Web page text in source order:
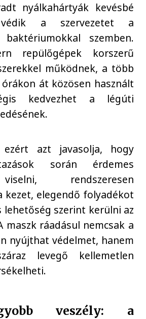
nyálkahártyák kevésbé
védik a szervezetet a
szemben.
repülőgépek korszerű
működnek, a több
át közösen használt
kedvezhet a légúti
ezért azt javasolja, hogy
során érdemes
rendszeresen
elegendő folyadékot
lehetőség szerint kerülni az
maszk ráadásul nemcsak a
nyújthat védelmet, hanem
levegő kellemetlen
veszély: a